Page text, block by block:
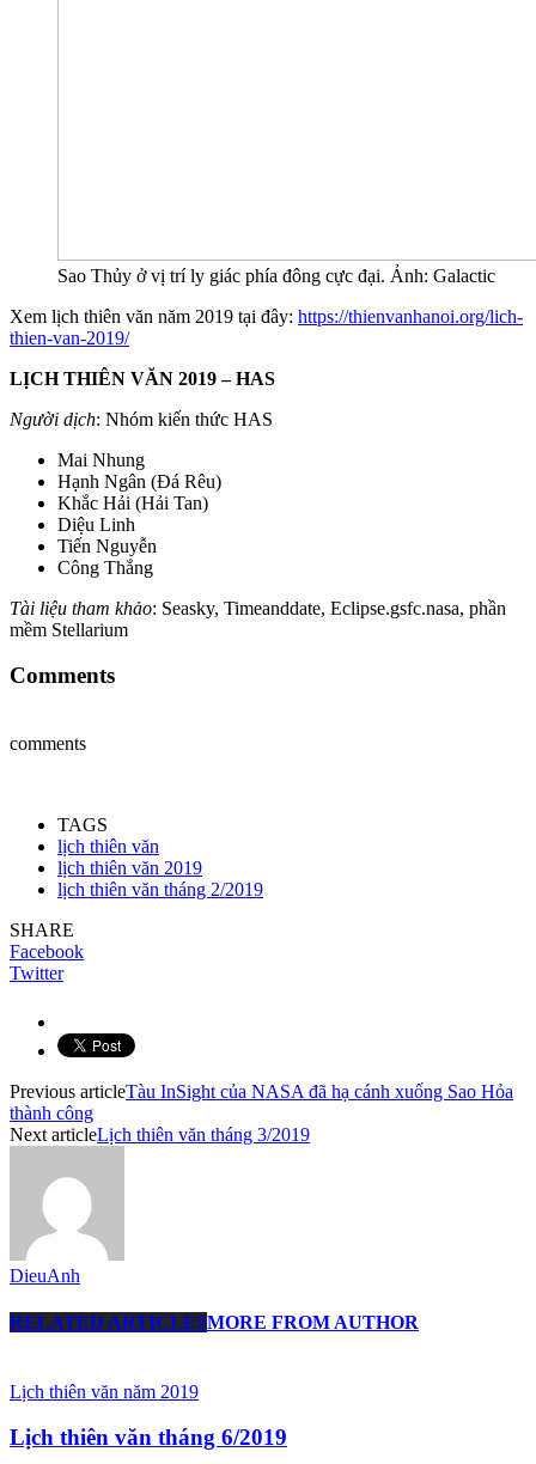
Sao Thủy ở vị trí ly giác phía đông cực đại. Ảnh: Galactic
Xem lịch thiên văn năm 2019 tại đây: https://thienvanhanoi.org/lich-
thien-van-2019/
LỊCH THIÊN VĂN 2019 – HAS
Người dịch: Nhóm kiến thức HAS
Mai Nhung
Hạnh Ngân (Đá Rêu)
Khắc Hải (Hải Tan)
Diệu Linh
Tiến Nguyễn
Công Thắng
Tài liệu tham khảo: Seasky, Timeanddate, Eclipse.gsfc.nasa, phần
mềm Stellarium
Comments
comments
TAGS
lịch thiên văn
lịch thiên văn 2019
lịch thiên văn tháng 2/2019
SHARE
Facebook
Twitter
Previous articleTàu InSight của NASA đã hạ cánh xuống Sao Hỏa
thành công
Next articleLịch thiên văn tháng 3/2019
DieuAnh
RELATED ARTICLESMORE FROM AUTHOR
Lịch thiên văn năm 2019
Lịch thiên văn tháng 6/2019